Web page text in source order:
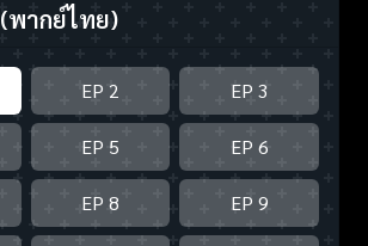
(พากย์ไทย)
EP 2 EP 3
EP 5 EP 6
EP 8 EP 9